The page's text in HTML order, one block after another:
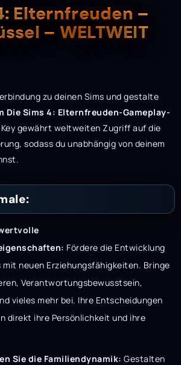
Elternfreuden –
– WELTWEIT
zu deinen Sims und gestalte
Die Sims 4: Elternfreuden-Gameplay-
Key gewährt weltweiten Zugriff auf die
sodass du unabhängig von deinem
Fördere die Entwicklung
mit neuen Erziehungsfähigkeiten. Bringe
Verantwortungsbewusstsein,
vieles mehr bei. Ihre Entscheidungen
direkt ihre Persönlichkeit und ihre
Sie die Familiendynamik: Gestalten